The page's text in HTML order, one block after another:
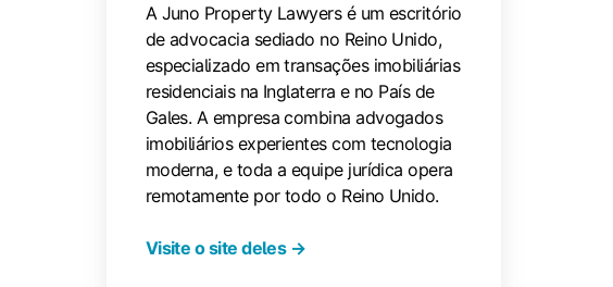
A Juno Property Lawyers é um escritório
de advocacia sediado no Reino Unido,
especializado em transações imobiliárias
residenciais na Inglaterra e no País de
Gales. A empresa combina advogados
imobiliários experientes com tecnologia
moderna, e toda a equipe jurídica opera
remotamente por todo o Reino Unido.
Visite o site deles →